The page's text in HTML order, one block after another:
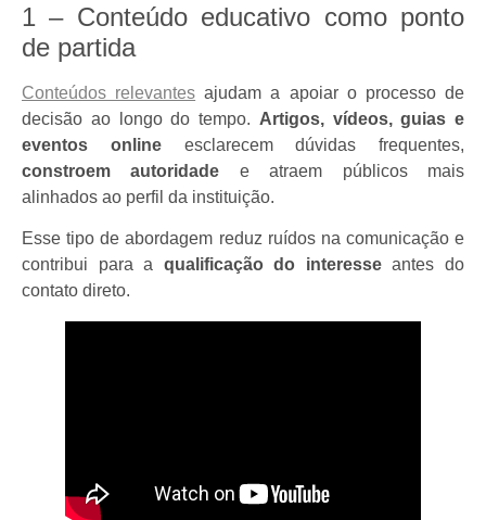
1 – Conteúdo educativo como ponto
de partida
Conteúdos relevantes ajudam a apoiar o processo de
decisão ao longo do tempo. Artigos, vídeos, guias e
eventos onlineesclarecem dúvidas frequentes,
constroem autoridade e atraem públicos mais
alinhados ao perfil da instituição.
Esse tipo de abordagem reduz ruídos na comunicação e
contribui para a qualificação do interesseantes do
contato direto.